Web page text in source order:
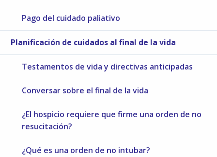
Pago del cuidado paliativo
Planificación de cuidados al final de la vida
Testamentos de vida y directivas anticipadas
Conversar sobre el final de la vida
¿El hospicio requiere que firme una orden de no
resucitación?
¿Qué es una orden de no intubar?